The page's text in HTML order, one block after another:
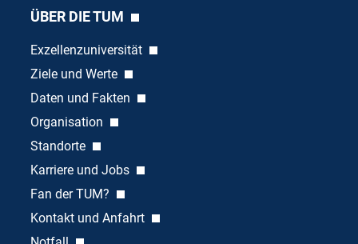
ÜBER DIE TUM
Exzellenzuniversität
Ziele und Werte
Daten und Fakten
Organisation
Standorte
Karriere und Jobs
Fan der TUM?
Kontakt und Anfahrt